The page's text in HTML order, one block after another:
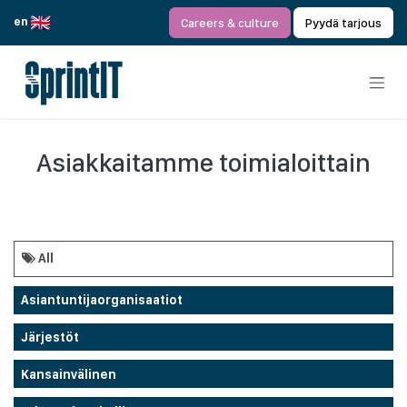
en
Careers & culture Pyydä tarjous
Asiakkaitamme toimialoittain
All
Asiantuntijaorganisaatiot
Järjestöt
Kansainvälinen